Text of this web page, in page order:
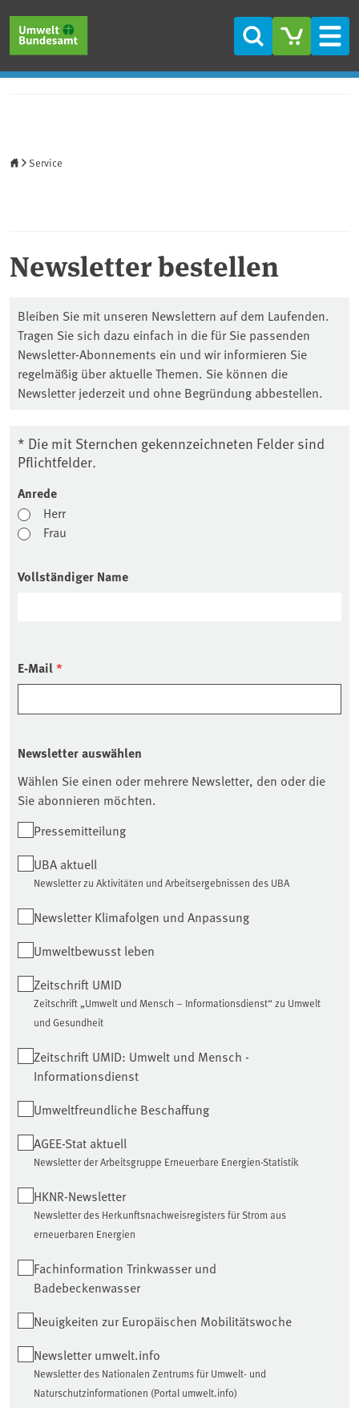
Suche
Service
Newsletter bestellen
Bleiben Sie mit unseren Newslettern auf dem Laufenden.
Tragen Sie sich dazu einfach in die für Sie passenden
Newsletter-Abonnements ein und wir informieren Sie
regelmäßig über aktuelle Themen. Sie können die
Newsletter jederzeit und ohne Begründung abbestellen.
* Die mit Sternchen gekennzeichneten Felder sind
Pflichtfelder.
Anrede
Herr
Frau
Vollständiger Name
E-Mail*
Newsletter auswählen
Wählen Sie einen oder mehrere Newsletter, den oder die
Sie abonnieren möchten.
Pressemitteilung
UBA aktuell
Newsletter zu Aktivitäten und Arbeitsergebnissen des UBA
Newsletter Klimafolgen und Anpassung
Umweltbewusst leben
Zeitschrift UMID
Zeitschrift „Umwelt und Mensch – Informationsdienst“ zu Umwelt
und Gesundheit
Zeitschrift UMID: Umwelt und Mensch -
Informationsdienst
Umweltfreundliche Beschaffung
AGEE-Stat aktuell
Newsletter der Arbeitsgruppe Erneuerbare Energien-Statistik
HKNR-Newsletter
Newsletter des Herkunftsnachweisregisters für Strom aus
erneuerbaren Energien
Fachinformation Trinkwasser und
Badebeckenwasser
Neuigkeiten zur Europäischen Mobilitätswoche
Newsletter umwelt.info
Newsletter des Nationalen Zentrums für Umwelt- und
Naturschutzinformationen (Portal umwelt.info)